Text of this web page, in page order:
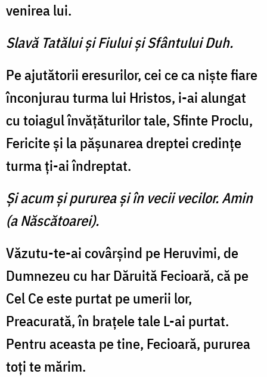
venirea lui.
Slavă Tatălui şi Fiului şi Sfântului Duh.
Pe ajutătorii eresurilor, cei ce ca nişte fiare
înconjurau turma lui Hristos, i-ai alungat
cu toiagul învăţăturilor tale, Sfinte Proclu,
Fericite şi la păşunarea dreptei credinţe
turma ţi-ai îndreptat.
Şi acum şi pururea şi în vecii vecilor. Amin
(a Născătoarei).
Văzutu-te-ai covârşind pe Heruvimi, de
Dumnezeu cu har Dăruită Fecioară, că pe
Cel Ce este purtat pe umerii lor,
Preacurată, în braţele tale L-ai purtat.
Pentru aceasta pe tine, Fecioară, pururea
toţi te mărim.